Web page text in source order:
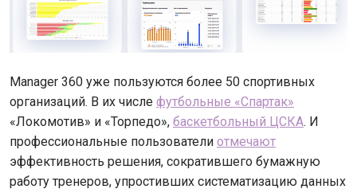
Manager 360 уже пользуются более 50 спортивных
организаций. В их числе футбольные «Спартак»
«Локомотив» и «Торпедо», баскетбольный ЦСКА. И
профессиональные пользователи отмечают
эффективность решения, сократившего бумажную
работу тренеров, упростивших систематизацию данных